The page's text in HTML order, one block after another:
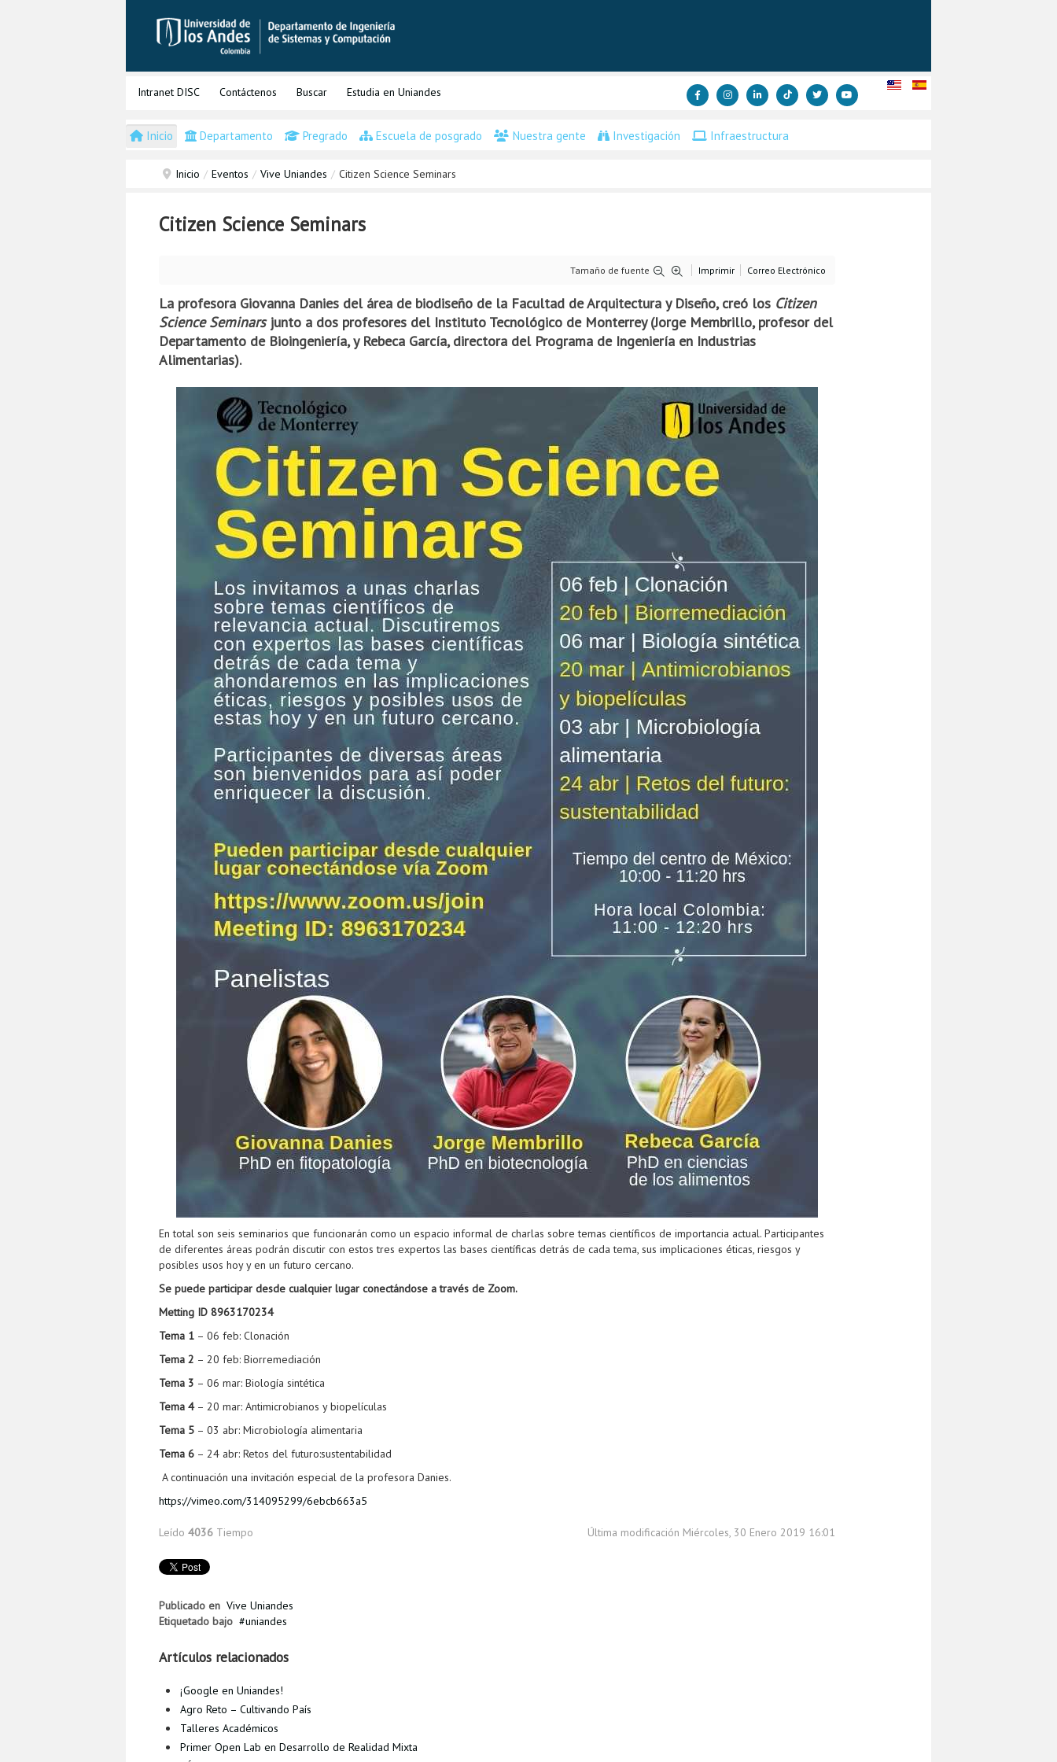
Intranet DISC Contáctenos Buscar Estudia en Uniandes
Inicio Departamento Pregrado Escuela de posgrado Nuestra gente Investigación Infraestructura
Inicio / Eventos / Vive Uniandes / Citizen Science Seminars
Citizen Science Seminars
Tamaño de fuente Imprimir Correo Electrónico
La profesora Giovanna Danies del área de biodiseño de la Facultad de Arquitectura y Diseño, creó los Citizen
Science Seminarsjunto a dos profesores del Instituto Tecnológico de Monterrey (Jorge Membrillo, profesor del
Departamento de Bioingeniería, y Rebeca García, directora del Programa de Ingeniería en Industrias
Alimentarias).
En total son seis seminarios que funcionarán como un espacio informal de charlas sobre temas científicos de importancia actual. Participantes
de diferentes áreas podrán discutir con estos tres expertos las bases científicas detrás de cada tema, sus implicaciones éticas, riesgos y
posibles usos hoy y en un futuro cercano.
Se puede participar desde cualquier lugar conectándose a través de Zoom.
Metting ID 8963170234
Tema 1 – 06 feb: Clonación
Tema 2 – 20 feb: Biorremediación
Tema 3 – 06 mar: Biología sintética
Tema 4– 20 mar: Antimicrobianos y biopelículas
Tema 5 – 03 abr: Microbiología alimentaria
Tema 6 – 24 abr: Retos del futuro:sustentabilidad
A continuación una invitación especial de la profesora Danies.
https://vimeo.com/314095299/6ebcb663a5
Leído 4036 Tiempo Última modificación Miércoles, 30 Enero 2019 16:01
Publicado en Vive Uniandes
Etiquetado bajo
uniandes
Artículos relacionados
¡Google en Uniandes!
Agro Reto – Cultivando País
Talleres Académicos
Primer Open Lab en Desarrollo de Realidad Mixta